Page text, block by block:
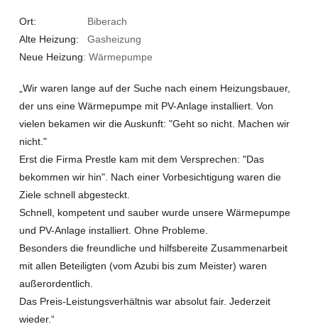
Ort: Biberach
Alte Heizung: Gasheizung
Neue Heizung: Wärmepumpe
„Wir waren lange auf der Suche nach einem Heizungsbauer,
der uns eine Wärmepumpe mit PV-Anlage installiert. Von
vielen bekamen wir die Auskunft: "Geht so nicht. Machen wir
nicht."
Erst die Firma Prestle kam mit dem Versprechen: "Das
bekommen wir hin". Nach einer Vorbesichtigung waren die
Ziele schnell abgesteckt.
Schnell, kompetent und sauber wurde unsere Wärmepumpe
und PV-Anlage installiert. Ohne Probleme.
Besonders die freundliche und hilfsbereite Zusammenarbeit
mit allen Beteiligten (vom Azubi bis zum Meister) waren
außerordentlich.
Das Preis-Leistungsverhältnis war absolut fair. Jederzeit
wieder.“